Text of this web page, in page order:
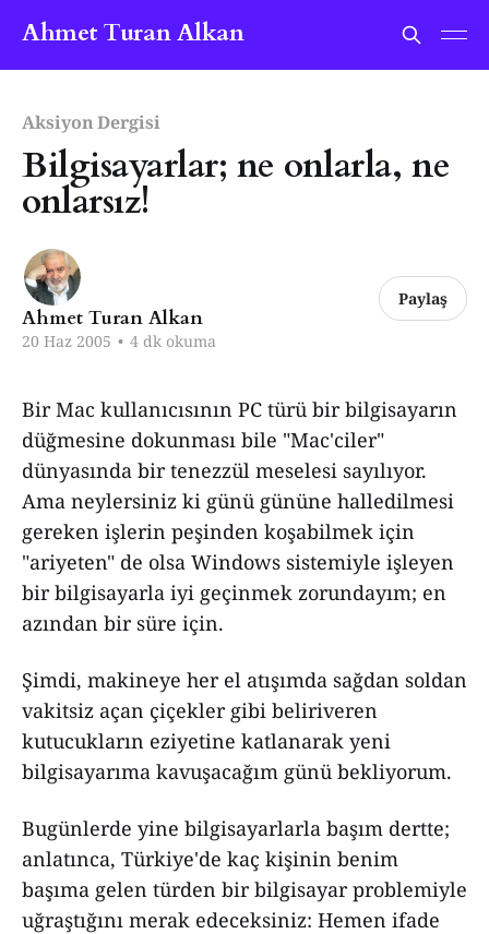
Ahmet Turan Alkan
Aksiyon Dergisi
Bilgisayarlar; ne onlarla, ne
onlarsız!
Ahmet Turan Alkan
20 Haz 2005 • 4 dk okuma
Paylaş
Bir Mac kullanıcısının PC türü bir bilgisayarın
düğmesine dokunması bile "Mac'ciler"
dünyasında bir tenezzül meselesi sayılıyor.
Ama neylersiniz ki günü gününe halledilmesi
gereken işlerin peşinden koşabilmek için
"ariyeten" de olsa Windows sistemiyle işleyen
bir bilgisayarla iyi geçinmek zorundayım; en
azından bir süre için.
Şimdi, makineye her el atışımda sağdan soldan
vakitsiz açan çiçekler gibi beliriveren
kutucukların eziyetine katlanarak yeni
bilgisayarıma kavuşacağım günü bekliyorum.
Bugünlerde yine bilgisayarlarla başım dertte;
anlatınca, Türkiye'de kaç kişinin benim
başıma gelen türden bir bilgisayar problemiyle
uğraştığını merak edeceksiniz: Hemen ifade